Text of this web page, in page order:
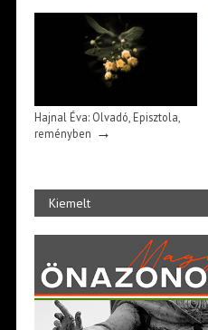
Hajnal Éva: Olvadó, Episztola,
reményben →
Kiemelt